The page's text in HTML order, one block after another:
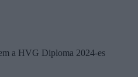
a HVG Diploma 2024-es